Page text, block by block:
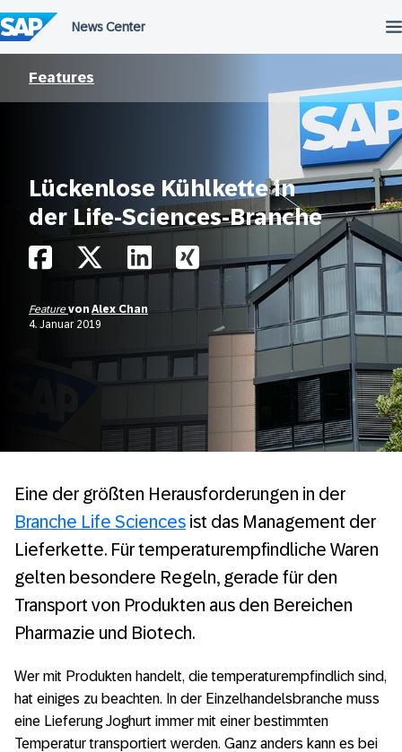
Features
Lückenlose Kühlkette in
der Life-Sciences-Branche
Featurevon Alex Chan
4. Januar 2019
Eine der größten Herausforderungen in der
Branche Life Sciences ist das Management der
Lieferkette. Für temperaturempfindliche Waren
gelten besondere Regeln, gerade für den
Transport von Produkten aus den Bereichen
Pharmazie und Biotech.
Wer mit Produkten handelt, die temperaturempfindlich sind,
hat einiges zu beachten. In der Einzelhandelsbranche muss
eine Lieferung Joghurt immer mit einer bestimmten
Temperatur transportiert werden. Ganz anders kann es bei